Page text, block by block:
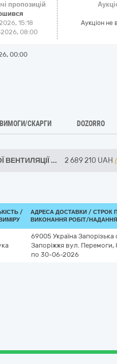
пропозицій
15:18
08:00
Аукціон не
00:00
ВИМОГИ/СКАРГИ DOZORRO
ВЕНТИЛЯЦІЇ ... 2 689 210 UAH
/
АДРЕСА ДОСТАВКИ / СТРОК
ВИКОНАННЯ РОБІТ/
69005 Україна Запорізька
Запоріжжя вул. Перемоги,
по 30-06-2026